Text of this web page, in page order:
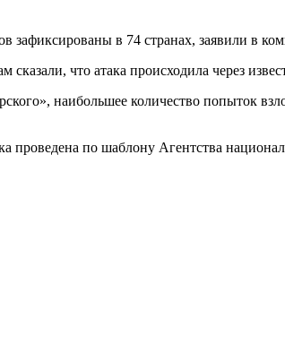
зафиксированы в 74 странах, заявили в
что атака происходила через
наибольшее количество попыток
проведена по шаблону Агентства